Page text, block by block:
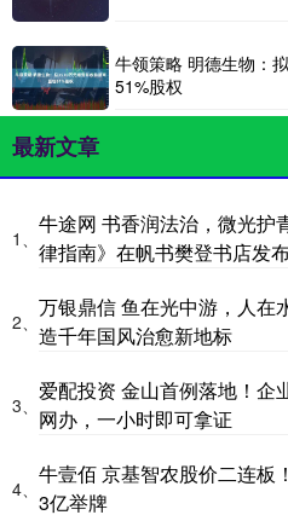
牛领策略 明德生物：
51%股权
最新文章
1、
牛途网 书香润法治，微光护
律指南》在帆书樊登书店发
2、
万银鼎信 鱼在光中游，人在
造千年国风治愈新地标
3、
爱配投资 金山首例落地！企
网办，一小时即可拿证
4、
牛壹佰 京基智农股价二连板
3亿举牌